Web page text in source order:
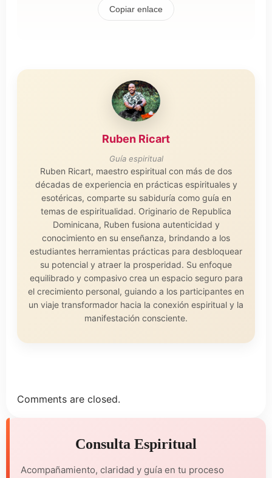
Copiar enlace
Ruben Ricart
Guía espiritual
Ruben Ricart, maestro espiritual con más de dos
décadas de experiencia en prácticas espirituales y
esotéricas, comparte su sabiduría como guía en
temas de espiritualidad. Originario de Republica
Dominicana, Ruben fusiona autenticidad y
conocimiento en su enseñanza, brindando a los
estudiantes herramientas prácticas para desbloquear
su potencial y atraer la prosperidad. Su enfoque
equilibrado y compasivo crea un espacio seguro para
el crecimiento personal, guiando a los participantes en
un viaje transformador hacia la conexión espiritual y la
manifestación consciente.
Comments are closed.
Consulta Espiritual
Acompañamiento, claridad y guía en tu proceso